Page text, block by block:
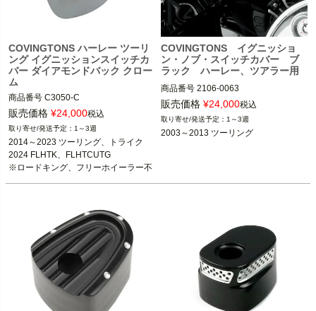
COVINGTONS ハーレー ツーリ
ング イグニッションスイッチカ
バー ダイアモンドバック クロー
ム
商品番号 C3050-C
3OT：2106-0585
販売価格 ¥24,000税込
1～3週
2014～2023 ツーリング、トライク
2024 FLHTK、FLHTCUTG
※ロードキング、フリーホイーラー不
COVINGTONS イグニッショ
ン・ノブ・スイッチカバー ブ
ラック ハーレー、ツアラー用
商品番号 2106-0063
2003～2013 ツーリング ※FLHRを除
く
販売価格 ¥24,000税込
1～3週
2003～2013 ツーリング